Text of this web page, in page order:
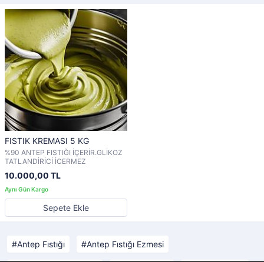
FISTIK KREMASI 5 KG
%90 ANTEP FISTIĞI İÇERİR.GLİKOZ
TATLANDİRİCİ İCERMEZ
10.000,00 TL
Sepete Ekle
Antep Fıstığı Antep Fıstığı Ezmesi